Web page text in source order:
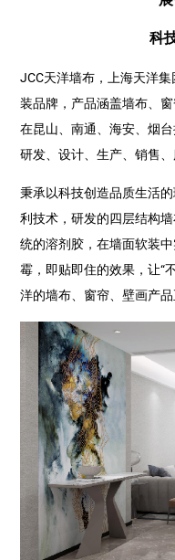
科
JCC天洋墙布，上海天洋
装品牌，产品涵盖墙布、
在昆山、南通、海安、烟
研发、设计、生产、销售
秉承以科技创造品质生活
利技术，研发的四层结构
统的溶剂胶，在墙面软装
霉，即贴即住的效果，让“
洋的墙布、窗帘、壁画产